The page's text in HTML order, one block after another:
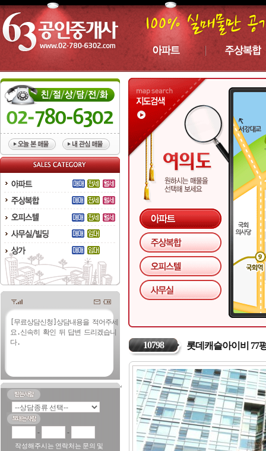
- -
작성해주시는 연락처는 문의 및
10798 롯데캐슬아이비 77